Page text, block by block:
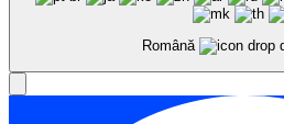
Română